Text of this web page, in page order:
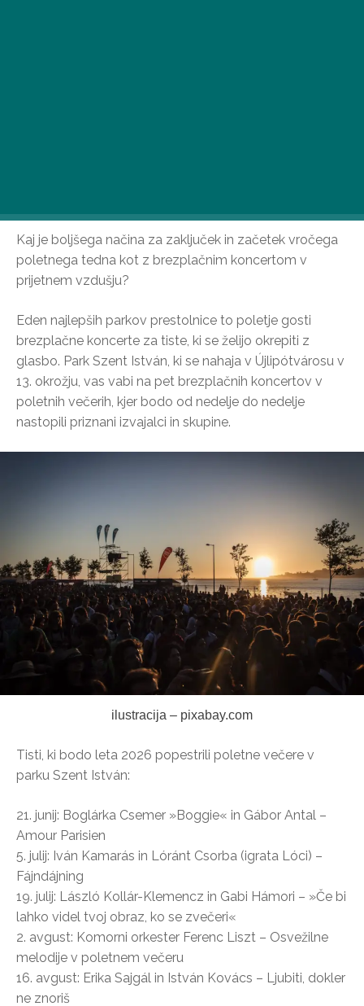
Kaj je boljšega načina za zaključek in začetek vročega
poletnega tedna kot z brezplačnim koncertom v
prijetnem vzdušju?
Eden najlepših parkov prestolnice to poletje gosti
brezplačne koncerte za tiste, ki se želijo okrepiti z
glasbo. Park Szent István, ki se nahaja v Újlipótvárosu v
13. okrožju, vas vabi na pet brezplačnih koncertov v
poletnih večerih, kjer bodo od nedelje do nedelje
nastopili priznani izvajalci in skupine.
ilustracija – pixabay.com
Tisti, ki bodo leta 2026 popestrili poletne večere v
parku Szent István:
21. junij: Boglárka Csemer »Boggie« in Gábor Antal –
Amour Parisien
5. julij: Iván Kamarás in Lóránt Csorba (igrata Lóci) –
Fájndájning
19. julij: László Kollár-Klemencz in Gabi Hámori – »Če bi
lahko videl tvoj obraz, ko se zvečeri«
2. avgust: Komorni orkester Ferenc Liszt – Osvežilne
melodije v poletnem večeru
16. avgust: Erika Sajgál in István Kovács – Ljubiti, dokler
ne znoriš